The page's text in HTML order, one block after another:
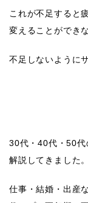
これが不足すると
変えることができ
不足しないように
30代・40代・50代
解説してきました。
仕事・結婚・出産